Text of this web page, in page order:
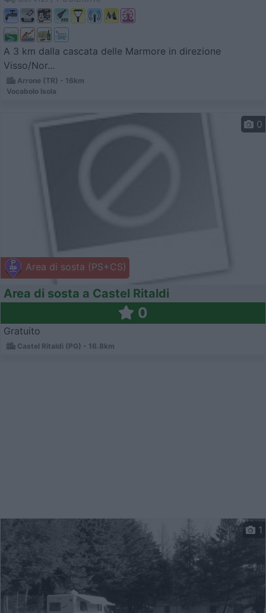
A 3 km dalla cascata delle Marmore in direzione
Visso/Nor...
Arrone (TR) - 16km
Vocabolo Isola
Area di sosta (PS+CS)
0
Area di sosta a Castel Ritaldi
0
Gratuito
Castel Ritaldi (PG) - 16.8km
1